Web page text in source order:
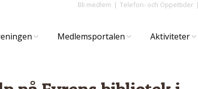
Bli medlem Telefon- och Öppettider
Medlemsportalen Aktiviteter